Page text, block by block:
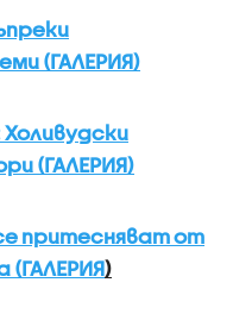
(ГАЛЕРИЯ)
(ГАЛЕРИЯ)
притесняват от
(ГАЛЕРИЯ)